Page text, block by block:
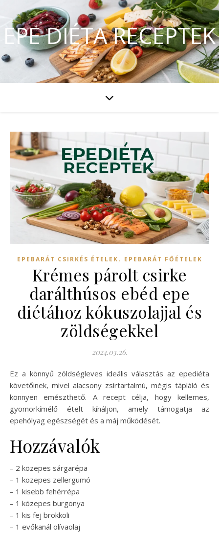
EPE DIÉTA RECEPTEK
EPEBARÁT CSIRKÉS ÉTELEK, EPEBARÁT FŐÉTELEK
Krémes párolt csirke
darálthúsos ebéd epe
diétához kókuszolajjal és
zöldségekkel
2024.03.26.
Ez a könnyű zöldségleves ideális választás az epediéta
követőinek, mivel alacsony zsírtartalmú, mégis tápláló és
könnyen emészthető. A recept célja, hogy kellemes,
gyomorkímélő ételt kínáljon, amely támogatja az
epehólyag egészségét és a máj működését.
Hozzávalók
– 2 közepes sárgarépa
– 1 közepes zellergumó
– 1 kisebb fehérrépa
– 1 közepes burgonya
– 1 kis fej brokkoli
– 1 evőkanál olívaolaj